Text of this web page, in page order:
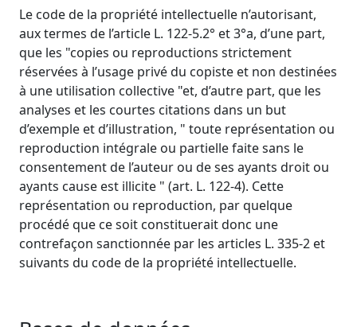
Le code de la propriété intellectuelle n’autorisant,
aux termes de l’article L. 122-5.2° et 3°a, d’une part,
que les "copies ou reproductions strictement
réservées à l’usage privé du copiste et non destinées
à une utilisation collective "et, d’autre part, que les
analyses et les courtes citations dans un but
d’exemple et d’illustration, " toute représentation ou
reproduction intégrale ou partielle faite sans le
consentement de l’auteur ou de ses ayants droit ou
ayants cause est illicite " (art. L. 122-4). Cette
représentation ou reproduction, par quelque
procédé que ce soit constituerait donc une
contrefaçon sanctionnée par les articles L. 335-2 et
suivants du code de la propriété intellectuelle.